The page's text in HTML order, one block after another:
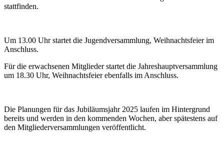
stattfinden.
Um 13.00 Uhr startet die Jugendversammlung, Weihnachtsfeier im
Anschluss.
Für die erwachsenen Mitglieder startet die Jahreshauptversammlung
um 18.30 Uhr, Weihnachtsfeier ebenfalls im Anschluss.
Die Planungen für das Jubiläumsjahr 2025 laufen im Hintergrund
bereits und werden in den kommenden Wochen, aber spätestens auf
den Mitgliederversammlungen veröffentlicht.